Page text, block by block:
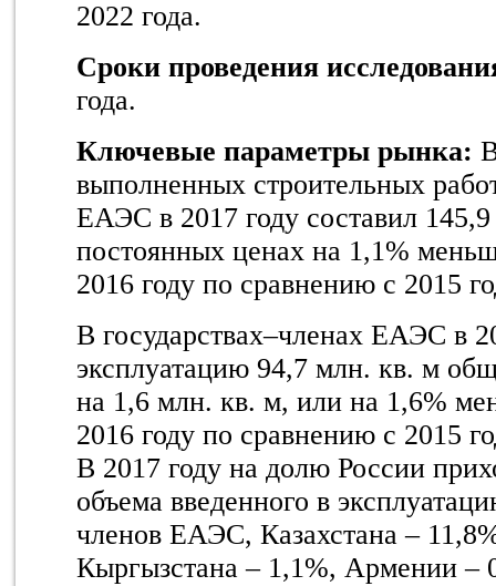
2022 года.
Сроки проведения
года.
Ключевые параметры рынка:
выполненных строительных
ЕАЭС в 2017 году составил
постоянных ценах на 1,1%
2016 году по сравнению с 2015
В государствах–членах ЕАЭС в
эксплуатацию 94,7 млн. кв. м
на 1,6 млн. кв. м, или на 1,6%
2016 году по сравнению с 2015
В 2017 году на долю России
объема введенного в
членов ЕАЭС, Казахстана –
Кыргызстана – 1,1%, Армении –